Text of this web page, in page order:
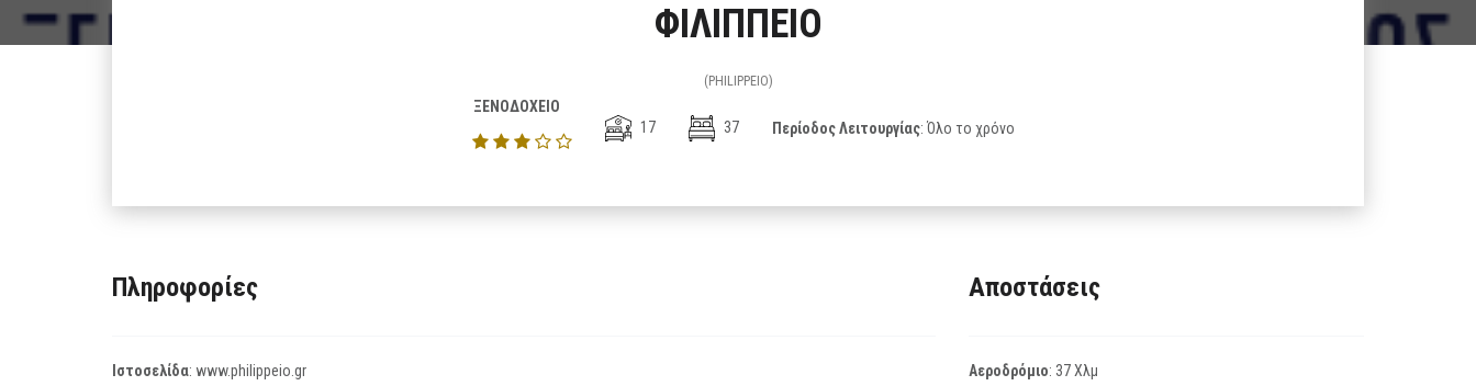
ΦΙΛΙΠΠΕΙΟ
(PHILIPPEIO)
ΞΕΝΟΔΟΧΕΙΟ
17
37 Περίοδος Λειτουργίας: Όλο το χρόνο
Πληροφορίες
Ιστοσελίδα: www.philippeio.gr
Αποστάσεις
Αεροδρόμιο: 37 Χλμ